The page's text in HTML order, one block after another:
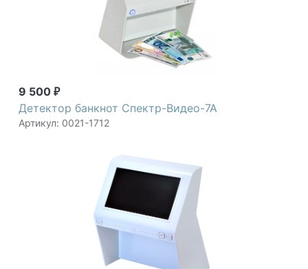
9 500 ₽
Детектор банкнот Спектр-Видео-7А
Артикул: 0021-1712